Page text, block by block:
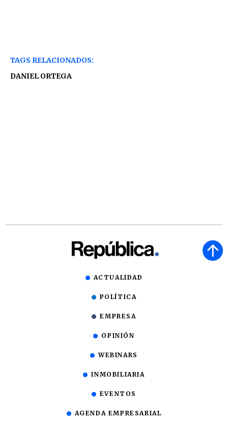
TAGS RELACIONADOS:
DANIEL ORTEGA
ACTUALIDAD
POLÍTICA
EMPRESA
OPINIÓN
WEBINARS
INMOBILIARIA
EVENTOS
AGENDA EMPRESARIAL